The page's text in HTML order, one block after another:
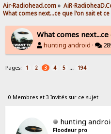
Air-Radiohead.com» AiR-
What comes next...ce que l'on sait et
What comes
hunting android ·
Pages: 1 2 3 4 5 ... 194
0 Membres et 3 Invités sur ce sujet
hunting
Floodeur pro